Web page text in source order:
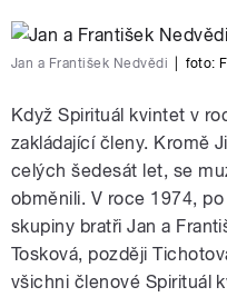
Jan a František Nedvědi foto:
Když Spirituál kvintet v
zakládající členy. Kromě
celých šedesát let, se
obměnili. V roce 1974,
skupiny bratři Jan a
Tosková, později
všichni členové Spirituál